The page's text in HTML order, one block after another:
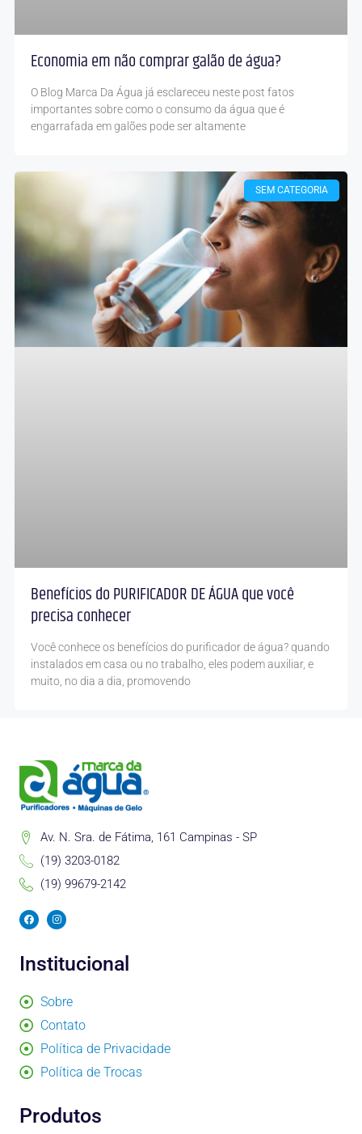
Economia em não comprar galão de água?
O Blog Marca Da Água já esclareceu neste post fatos
importantes sobre como o consumo da água que é
engarrafada em galões pode ser altamente
SEM CATEGORIA
Benefícios do PURIFICADOR DE ÁGUA que você
precisa conhecer
Você conhece os benefícios do purificador de água? quando
instalados em casa ou no trabalho, eles podem auxiliar, e
muito, no dia a dia, promovendo
Av. N. Sra. de Fátima, 161 Campinas - SP
(19) 3203-0182
(19) 99679-2142
F
a
o
o
I
n
g
r
Institucional
Sobre
Contato
Política de Privacidade
Política de Trocas
Produtos